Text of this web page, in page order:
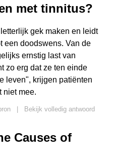
met tinnitus?
gek maken en leidt
een doodswens. Van de
ernstig last van
zo erg dat ze ten einde
leven", krijgen patiënten
niet mee.
Bekijk volledig antwoord
Causes of